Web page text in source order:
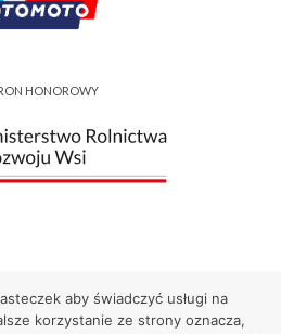
HONOROWY
2023
aby świadczyć usługi na
korzystanie ze strony oznacza,